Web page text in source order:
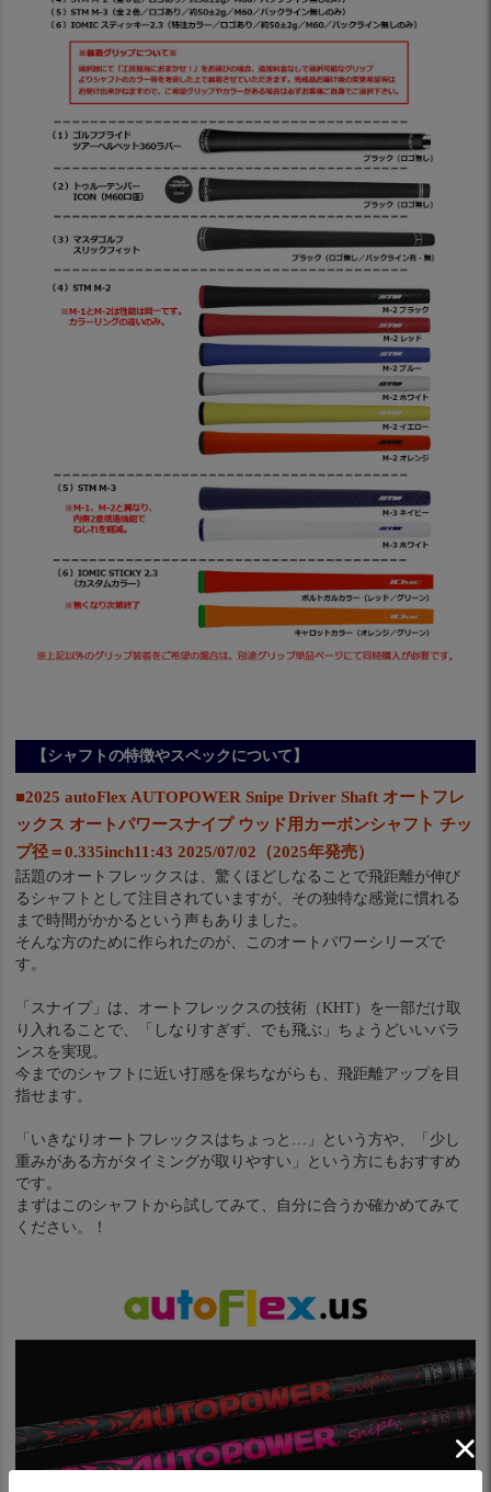
【シャフトの特徴やスペックについて】
■2025 autoFlex AUTOPOWER Snipe Driver Shaft オートフレ
ックス オートパワースナイプ ウッド用カーボンシャフト チッ
プ径＝0.335inch11:43 2025/07/02（2025年発売）
話題のオートフレックスは、驚くほどしなることで飛距離が伸び
るシャフトとして注目されていますが、その独特な感覚に慣れる
まで時間がかかるという声もありました。
そんな方のために作られたのが、このオートパワーシリーズで
す。
「スナイプ」は、オートフレックスの技術（KHT）を一部だけ取
り入れることで、「しなりすぎず、でも飛ぶ」ちょうどいいバラ
ンスを実現。
今までのシャフトに近い打感を保ちながらも、飛距離アップを目
指せます。
「いきなりオートフレックスはちょっと…」という方や、「少し
重みがある方がタイミングが取りやすい」という方にもおすすめ
です。
まずはこのシャフトから試してみて、自分に合うか確かめてみて
ください。！